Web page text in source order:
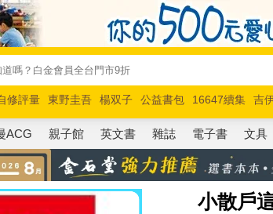
修評量 東野圭吾 楊双子 公益書包 16647續集 吉
綻放
奧德賽 路邊攤新作 馬斯克 玩具總動員5 超
ACG 親子館 英文書 雜誌 電子書 文具
小散戶